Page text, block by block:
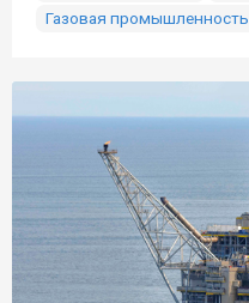
Газовая промышленность